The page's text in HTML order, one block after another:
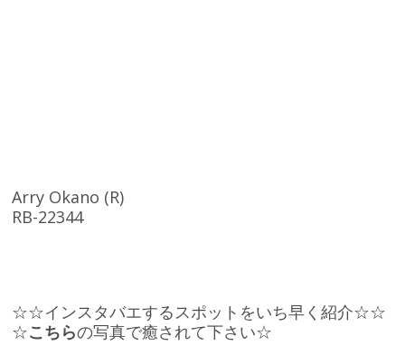
Arry Okano (R)
RB-22344
☆☆インスタバエするスポットをいち早く紹介☆☆
☆こちらの写真で癒されて下さい☆